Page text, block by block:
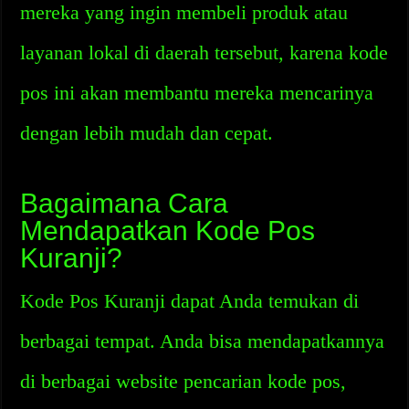
mereka yang ingin membeli produk atau
layanan lokal di daerah tersebut, karena kode
pos ini akan membantu mereka mencarinya
dengan lebih mudah dan cepat.
Bagaimana Cara
Mendapatkan Kode Pos
Kuranji?
Kode Pos Kuranji dapat Anda temukan di
berbagai tempat. Anda bisa mendapatkannya
di berbagai website pencarian kode pos,